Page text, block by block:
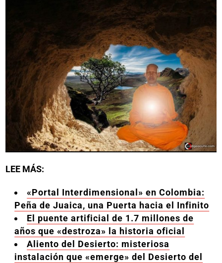
LEE MÁS:
«Portal Interdimensional» en Colombia:
Peña de Juaica, una Puerta hacia el Infinito
El puente artificial de 1.7 millones de
años que «destroza» la historia oficial
Aliento del Desierto: misteriosa
instalación que «emerge» del Desierto del